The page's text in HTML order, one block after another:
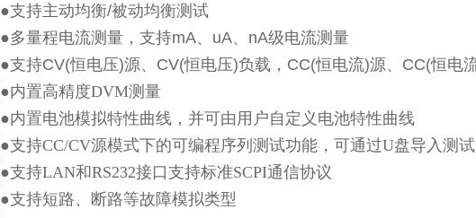
●支持主动均衡/被动均衡测试
●多量程电流测量，支持mA、 uA、 nA级电流测量
●支持CV(恒电压)源、 CV(恒电压)负载， CC(恒电流)源、 CC(恒电
●内置高精度DVM测量
●内置电池模拟特性曲线，并可由用户自定义电池特性曲线
●支持CC/CV源模式下的可编程序列测试功能，可通过U盘导入测
●支持LAN和RS232接口支持标准SCPI通信协议
●支持短路、断路等故障模拟类型